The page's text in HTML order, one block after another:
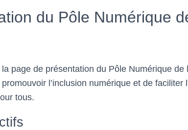
du Pôle Numérique
page de présentation du Pôle Numérique de
l’inclusion numérique et de faciliter
tous.